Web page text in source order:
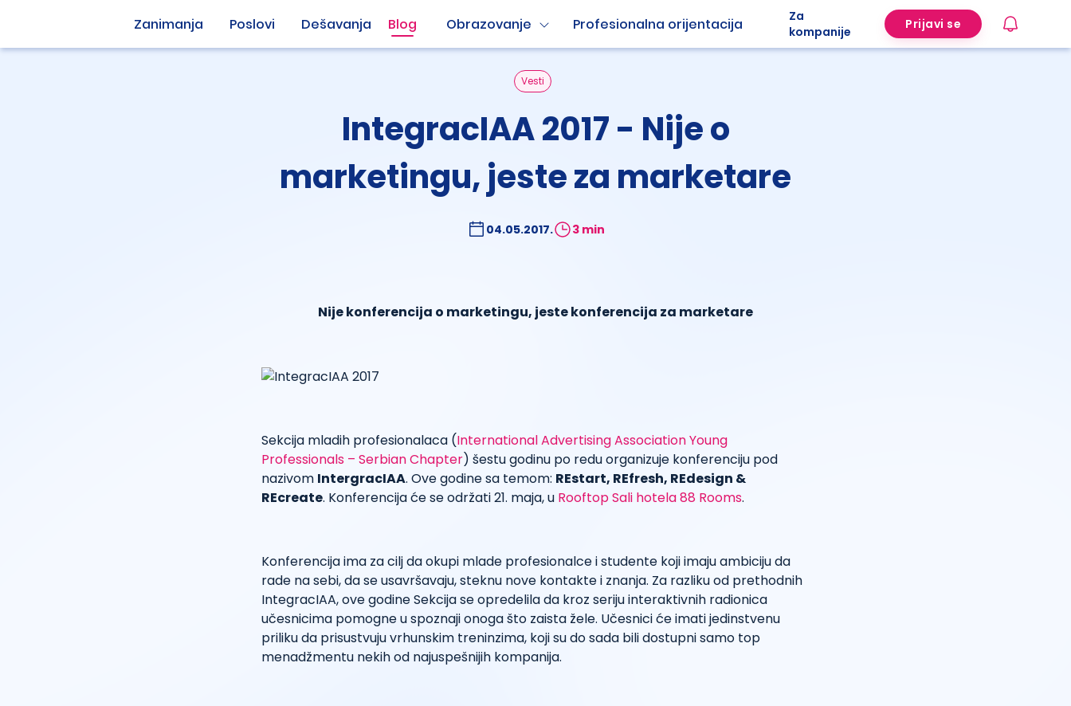
Zanimanja Poslovi Dešavanja Blog Obrazovanje Profesionalna orijentacija
Za
kompanije
Prijavi se
Vesti
IntegracIAA 2017 - Nije o
marketingu, jeste za marketare
04.05.2017. 3 min
Nije konferencija o marketingu, jeste konferencija za marketare
Sekcija mladih profesionalaca (International Advertising Association Young
Professionals – Serbian Chapter) šestu godinu po redu organizuje konferenciju pod
nazivom IntergracIAA. Ove godine sa temom: REstart, REfresh, REdesign &
REcreate. Konferencija će se održati 21. maja, u Rooftop Sali hotela 88 Rooms.
Konferencija ima za cilj da okupi mlade profesionalce i studente koji imaju ambiciju da
rade na sebi, da se usavršavaju, steknu nove kontakte i znanja. Za razliku od prethodnih
IntegracIAA, ove godine Sekcija se opredelila da kroz seriju interaktivnih radionica
učesnicima pomogne u spoznaji onoga što zaista žele. Učesnici će imati jedinstvenu
priliku da prisustvuju vrhunskim treninzima, koji su do sada bili dostupni samo top
menadžmentu nekih od najuspešnijih kompanija.